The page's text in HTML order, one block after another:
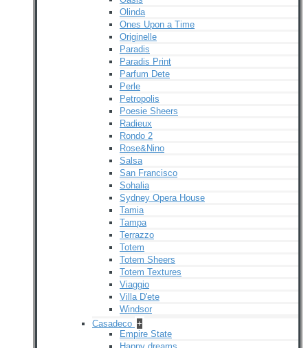
Olinda
Ones Upon a Time
Originelle
Paradis
Paradis Print
Parfum Dete
Perle
Petropolis
Poesie Sheers
Radieux
Rondo 2
Rose&Nino
Salsa
San Francisco
Sohalia
Sydney Opera House
Tamia
Tampa
Terrazzo
Totem
Totem Sheers
Totem Textures
Viaggio
Villa D'ete
Windsor
Casadeco +
Empire State